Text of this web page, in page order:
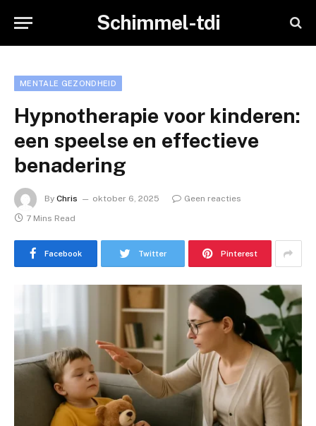
Schimmel-tdi
MENTALE GEZONDHEID
Hypnotherapie voor kinderen:
een speelse en effectieve
benadering
By Chris oktober 6, 2025
Geen reacties
7 Mins Read
Facebook Twitter Pinterest